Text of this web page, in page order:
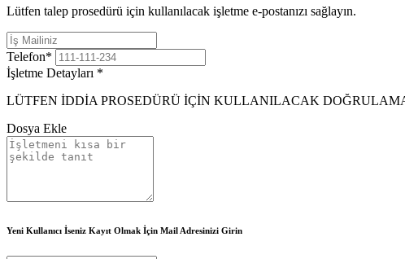
Lütfen talep prosedürü için kullanılacak işletme e-postanızı sağlayın.
Telefon*
İşletme Detayları *
LÜTFEN İDDİA PROSEDÜRÜ İÇİN KULLANILACAK
Dosya Ekle
Yeni Kullanıcı İseniz Kayıt Olmak İçin Mail Adresinizi Girin